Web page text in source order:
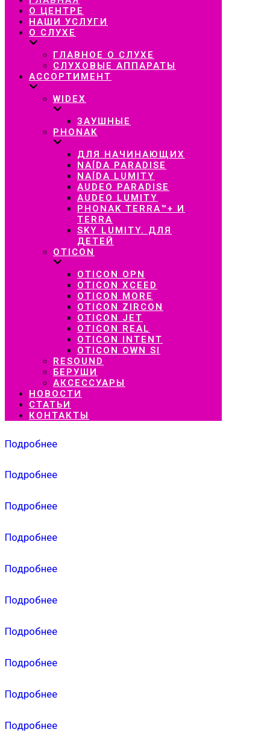
навигацию
О ЦЕНТРЕ
НАШИ УСЛУГИ
О СЛУХЕ
ГЛАВНОЕ О СЛУХЕ
СЛУХОВЫЕ АППАРАТЫ
АССОРТИМЕНТ
WIDEX
ЗАУШНЫЕ
PHONAK
ДЛЯ НАЧИНАЮЩИХ
NAÍDA PARADISE
NAÍDA LUMITY
AUDEO PARADISE
AUDEO LUMITY
PHONAK TERRA™+ И
TERRA
SKY LUMITY. ДЛЯ
ДЕТЕЙ
OTICON
OTICON OPN
OTICON XCEED
OTICON MORE
OTICON ZIRCON
OTICON JET
OTICON REAL
OTICON INTENT
OTICON OWN SI
RESOUND
БЕРУШИ
АКСЕССУАРЫ
НОВОСТИ
СТАТЬИ
КОНТАКТЫ
Подробнее
Подробнее
Подробнее
Подробнее
Подробнее
Подробнее
Подробнее
Подробнее
Подробнее
Подробнее